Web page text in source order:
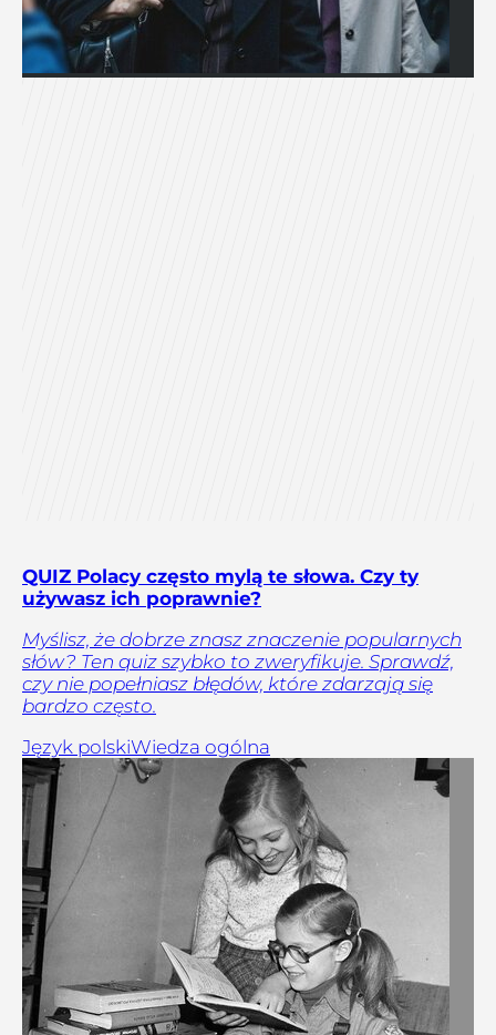
QUIZ Polacy często mylą te słowa. Czy ty
używasz ich poprawnie?
Myślisz, że dobrze znasz znaczenie popularnych
słów? Ten quiz szybko to zweryfikuje. Sprawdź,
czy nie popełniasz błędów, które zdarzają się
bardzo często.
Język polskiWiedza ogólna